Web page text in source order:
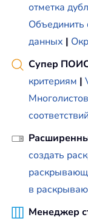
отметка
Объединить
данных |
Супер
критериям |
соответствий
создать
в
Менеджер